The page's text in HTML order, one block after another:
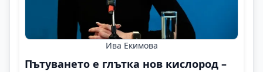
Ива Екимова
Пътуването е глътка нов кислород –